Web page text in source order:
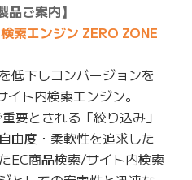
品ご案内】
索エンジン ZERO ZONE
低下しコンバージョンを
ト内検索エンジン。
要とされる「絞り込み」
由度・柔軟性を追求した
EC商品検索/サイト内検索